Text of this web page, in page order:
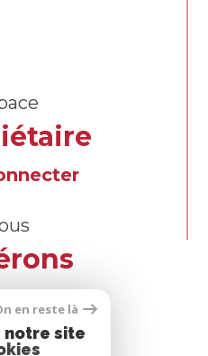
en reste là
notre site